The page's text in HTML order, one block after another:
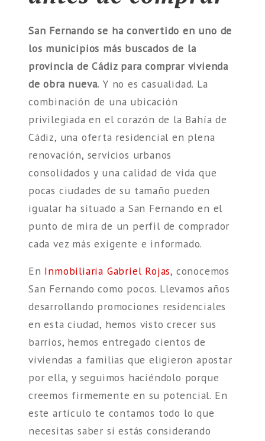
San Fernando se ha convertido en uno de
los municipios más buscados de la
provincia de Cádiz para comprar vivienda
de obra nueva. Y no es casualidad. La
combinación de una ubicación
privilegiada en el corazón de la Bahía de
Cádiz, una oferta residencial en plena
renovación, servicios urbanos
consolidados y una calidad de vida que
pocas ciudades de su tamaño pueden
igualar ha situado a San Fernando en el
punto de mira de un perfil de comprador
cada vez más exigente e informado.
En Inmobiliaria Gabriel Rojas, conocemos
San Fernando como pocos. Llevamos años
desarrollando promociones residenciales
en esta ciudad, hemos visto crecer sus
barrios, hemos entregado cientos de
viviendas a familias que eligieron apostar
por ella, y seguimos haciéndolo porque
creemos firmemente en su potencial. En
este artículo te contamos todo lo que
necesitas saber si estás considerando